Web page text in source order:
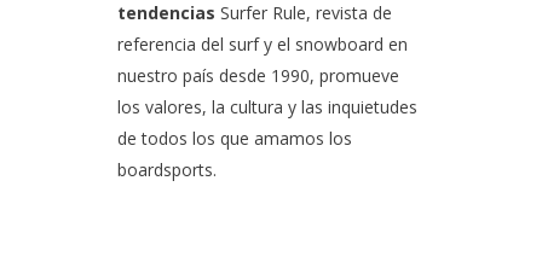
tendencias Surfer Rule, revista de
referencia del surf y el snowboard en
nuestro país desde 1990, promueve
los valores, la cultura y las inquietudes
de todos los que amamos los
boardsports.